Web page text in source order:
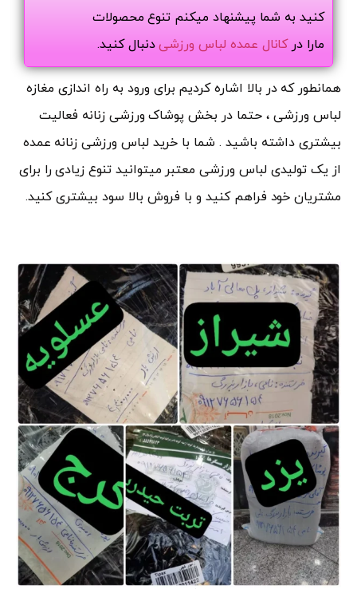
کنید به شما پیشنهاد میکنم تنوع محصولات
مارا در کانال عمده لباس ورزشیدنبال کنید.
همانطور که در بالا اشاره کردیم برای ورود به راه اندازی مغازه
لباس ورزشی ، حتما در بخش پوشاک ورزشی زنانه فعالیت
بیشتری داشته باشید . شما با خرید لباس ورزشی زنانه عمده
از یک تولیدی لباس ورزشی معتبر میتوانید تنوع زیادی را برای
مشتریان خود فراهم کنید و با فروش بالا سود بیشتری کنید.